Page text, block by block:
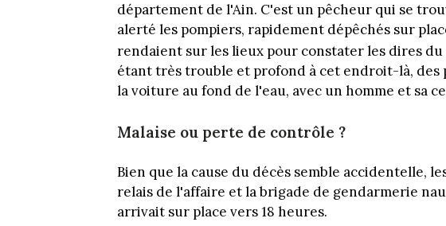
département de l'Ain. C'est un pêcheur qui se
alerté les pompiers, rapidement dépêchés sur
rendaient sur les lieux pour constater les dires du
étant très trouble et profond à cet endroit-là,
la voiture au fond de l'eau, avec un homme et sa
Malaise ou perte de contrôle ?
Bien que la cause du décès semble accidentelle,
relais de l'affaire et la brigade de gendarmerie
arrivait sur place vers 18 heures.